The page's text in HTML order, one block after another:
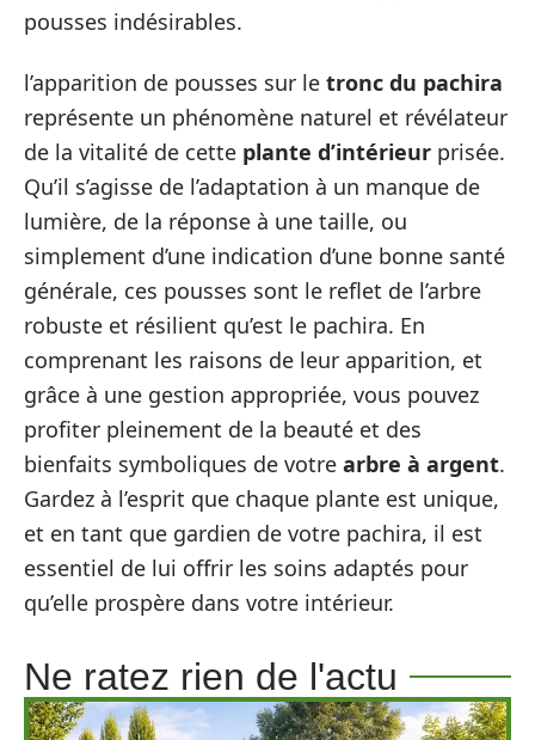
pousses indésirables.
l’apparition de pousses sur le tronc du pachira
représente un phénomène naturel et révélateur
de la vitalité de cette plante d’intérieur prisée.
Qu’il s’agisse de l’adaptation à un manque de
lumière, de la réponse à une taille, ou
simplement d’une indication d’une bonne santé
générale, ces pousses sont le reflet de l’arbre
robuste et résilient qu’est le pachira. En
comprenant les raisons de leur apparition, et
grâce à une gestion appropriée, vous pouvez
profiter pleinement de la beauté et des
bienfaits symboliques de votre arbre à argent.
Gardez à l’esprit que chaque plante est unique,
et en tant que gardien de votre pachira, il est
essentiel de lui offrir les soins adaptés pour
qu’elle prospère dans votre intérieur.
Ne ratez rien de l'actu